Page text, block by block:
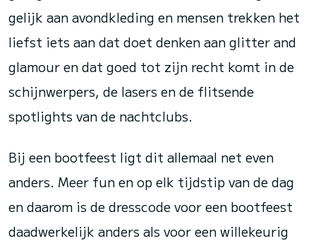
gelijk aan avondkleding en mensen trekken het
liefst iets aan dat doet denken aan glitter and
glamour en dat goed tot zijn recht komt in de
schijnwerpers, de lasers en de flitsende
spotlights van de nachtclubs.
Bij een bootfeest ligt dit allemaal net even
anders. Meer fun en op elk tijdstip van de dag
en daarom is de dresscode voor een bootfeest
daadwerkelijk anders als voor een willekeurig